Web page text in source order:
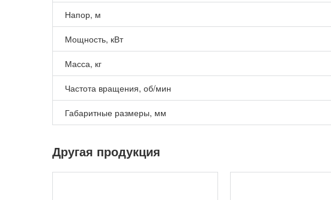
Напор, м
Мощность, кВт
Масса, кг
Частота вращения, об/мин
Габаритные размеры, мм
Другая продукция